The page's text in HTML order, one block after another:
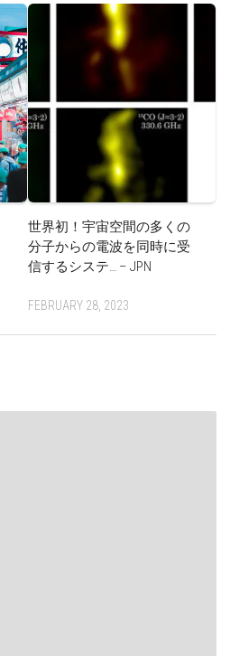
世界初！宇宙空間の多くの
分子からの電波を同時に受
信するシステ… – JPN
FEBRUARY 28, 2023